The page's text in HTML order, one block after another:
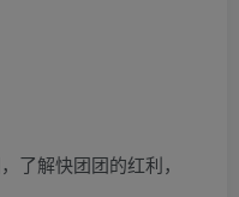
了解快团团的红利，